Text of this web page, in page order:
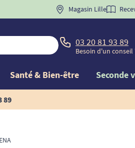
BIENVENUE" pourla 1ère
Magasin Lille
03 20 81 93 89
Besoin d'un conseil
Santé & Bien-être Seconde
89